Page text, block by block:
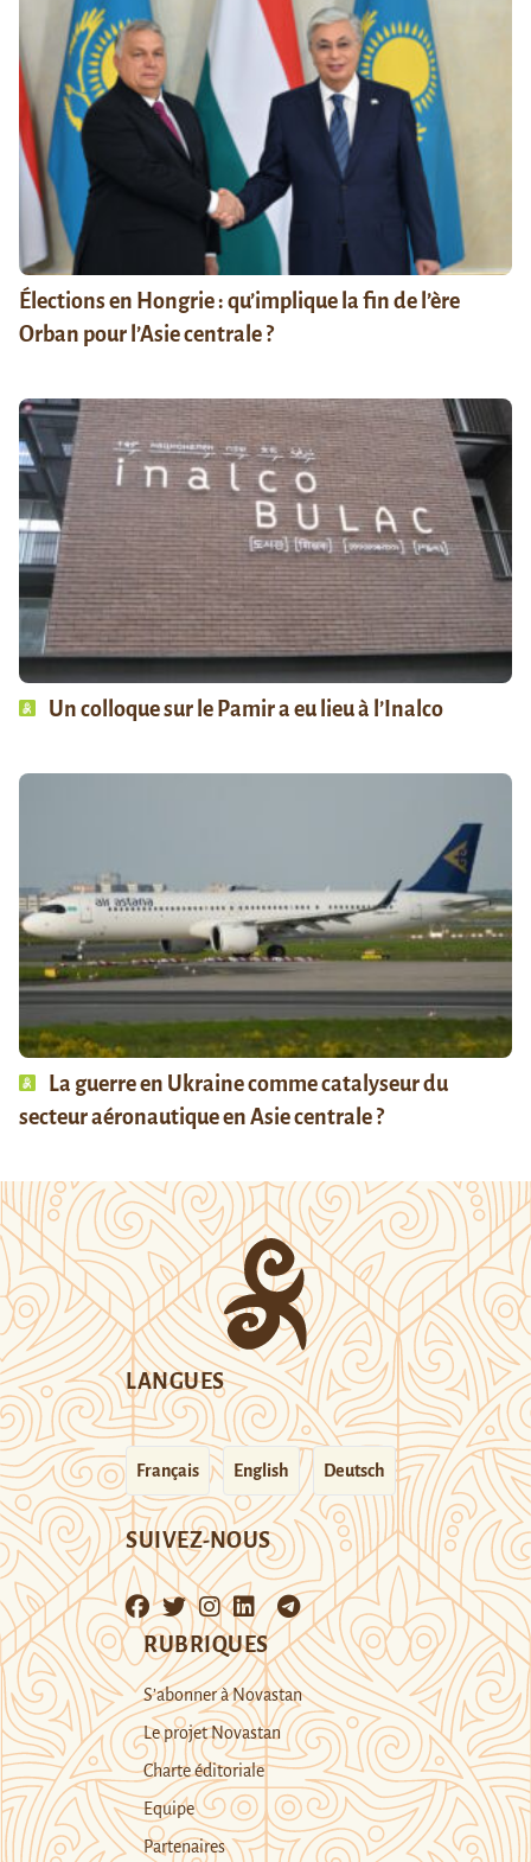
Élections en Hongrie : qu’implique la fin de l’ère
Orban pour l’Asie centrale ?
Un colloque sur le Pamir a eu lieu à l’Inalco
La guerre en Ukraine comme catalyseur du
secteur aéronautique en Asie centrale ?
LANGUES
Français English Deutsch
SUIVEZ-NOUS
RUBRIQUES
S’abonner à Novastan
Le projet Novastan
Charte éditoriale
Equipe
Partenaires